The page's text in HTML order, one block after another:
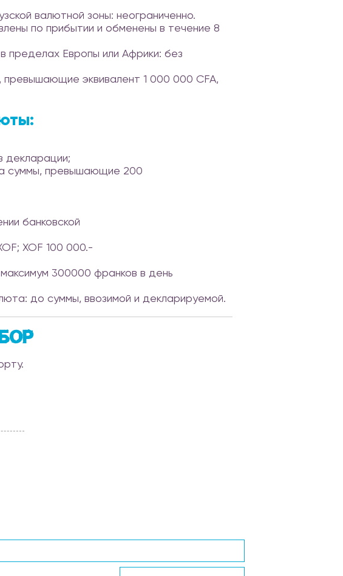
валютной зоны: неограниченно.
по прибытии и обменены в течение 8
пределах Европы или Африки: без
эквивалент 1 000 000 CFA,
декларации;
суммы, превышающие 200
банковской
XOF 100 000.-
300000 франков в день
до суммы, ввозимой и декларируемой.